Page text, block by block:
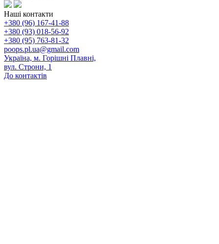
Наші контакти
+380 (96) 167-41-88
+380 (93) 018-56-92
+380 (95) 763-81-32
poops.pl.ua@gmail.com
Україна, м. Горішні Плавні,
вул. Строни, 1
До контактів